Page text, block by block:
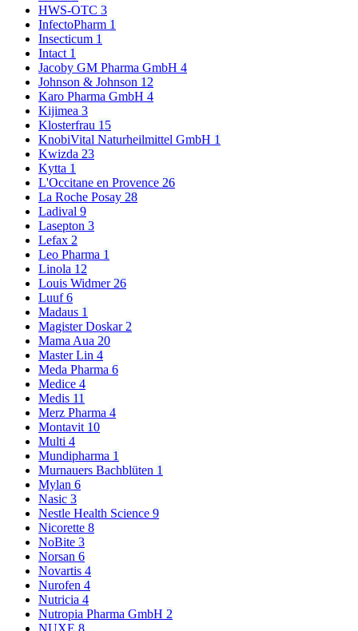
HWS-OTC 3
InfectoPharm 1
Insecticum 1
Intact 1
Jacoby GM Pharma GmbH 4
Johnson & Johnson 12
Karo Pharma GmbH 4
Kijimea 3
Klosterfrau 15
KnobiVital Naturheilmittel GmbH 1
Kwizda 23
Kytta 1
L'Occitane en Provence 26
La Roche Posay 28
Ladival 9
Lasepton 3
Lefax 2
Leo Pharma 1
Linola 12
Louis Widmer 26
Luuf6
Madaus 1
Magister Doskar 2
Mama Aua 20
Master Lin 4
Meda Pharma 6
Medice 4
Medis 11
Merz Pharma 4
Montavit 10
Multi 4
Mundipharma 1
Murnauers Bachblüten 1
Mylan 6
Nasic 3
Nestle Health Science 9
Nicorette 8
NoBite 3
Norsan 6
Novartis 4
Nurofen 4
Nutricia 4
Nutropia Pharma GmbH 2